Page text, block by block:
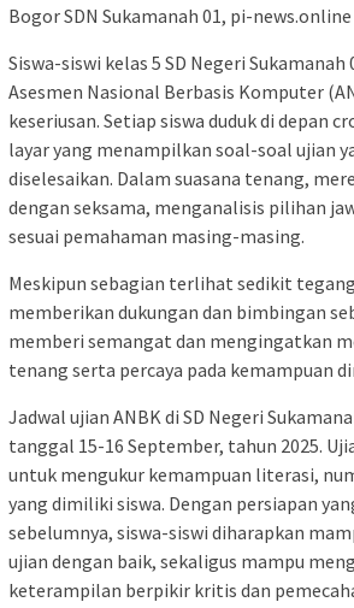
Bogor SDN Sukamanah 01, pi-news.online
Siswa-siswi kelas 5 SD Negeri
Asesmen Nasional Berbasis Komputer
keseriusan. Setiap siswa duduk di depan
layar yang menampilkan soal-soal ujian
diselesaikan. Dalam suasana tenang,
dengan seksama, menganalisis pilihan
sesuai pemahaman masing-masing.
Meskipun sebagian terlihat sedikit
memberikan dukungan dan bimbingan
memberi semangat dan mengingatkan
tenang serta percaya pada kemampuan
Jadwal ujian ANBK di SD Negeri
tanggal 15-16 September, tahun 2025.
untuk mengukur kemampuan literasi,
yang dimiliki siswa. Dengan persiapan
sebelumnya, siswa-siswi diharapkan
ujian dengan baik, sekaligus mampu
keterampilan berpikir kritis dan